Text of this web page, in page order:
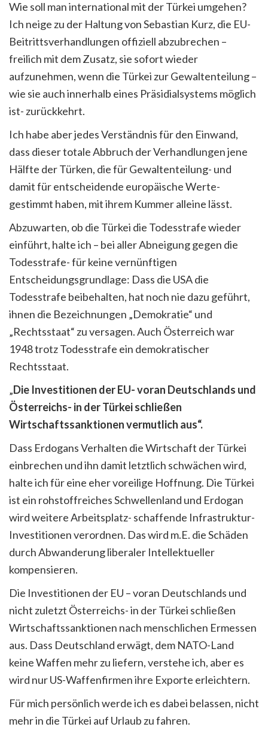
Wie soll man international mit der Türkei umgehen?
Ich neige zu der Haltung von Sebastian Kurz, die EU-
Beitrittsverhandlungen offiziell abzubrechen –
freilich mit dem Zusatz, sie sofort wieder
aufzunehmen, wenn die Türkei zur Gewaltenteilung –
wie sie auch innerhalb eines Präsidialsystems möglich
ist- zurückkehrt.
Ich habe aber jedes Verständnis für den Einwand,
dass dieser totale Abbruch der Verhandlungen jene
Hälfte der Türken, die für Gewaltenteilung- und
damit für entscheidende europäische Werte-
gestimmt haben, mit ihrem Kummer alleine lässt.
Abzuwarten, ob die Türkei die Todesstrafe wieder
einführt, halte ich – bei aller Abneigung gegen die
Todesstrafe- für keine vernünftigen
Entscheidungsgrundlage: Dass die USA die
Todesstrafe beibehalten, hat noch nie dazu geführt,
ihnen die Bezeichnungen „Demokratie“ und
„Rechtsstaat“ zu versagen. Auch Österreich war
1948 trotz Todesstrafe ein demokratischer
Rechtsstaat.
„Die Investitionen der EU- voran Deutschlands und
Österreichs- in der Türkei schließen
Wirtschaftssanktionen vermutlich aus“.
Dass Erdogans Verhalten die Wirtschaft der Türkei
einbrechen und ihn damit letztlich schwächen wird,
halte ich für eine eher voreilige Hoffnung. Die Türkei
ist ein rohstoffreiches Schwellenland und Erdogan
wird weitere Arbeitsplatz- schaffende Infrastruktur-
Investitionen verordnen. Das wird m.E. die Schäden
durch Abwanderung liberaler Intellektueller
kompensieren.
Die Investitionen der EU – voran Deutschlands und
nicht zuletzt Österreichs- in der Türkei schließen
Wirtschaftssanktionen nach menschlichen Ermessen
aus. Dass Deutschland erwägt, dem NATO-Land
keine Waffen mehr zu liefern, verstehe ich, aber es
wird nur US-Waffenfirmen ihre Exporte erleichtern.
Für mich persönlich werde ich es dabei belassen, nicht
mehr in die Türkei auf Urlaub zu fahren.